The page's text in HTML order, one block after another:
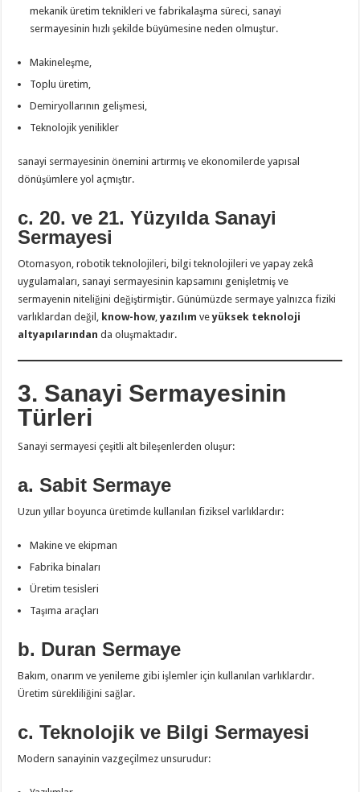
mekanik üretim teknikleri ve fabrikalaşma süreci, sanayi
sermayesinin hızlı şekilde büyümesine neden olmuştur.
Makineleşme,
Toplu üretim,
Demiryollarının gelişmesi,
Teknolojik yenilikler
sanayi sermayesinin önemini artırmış ve ekonomilerde yapısal
dönüşümlere yol açmıştır.
c. 20. ve 21. Yüzyılda Sanayi
Sermayesi
Otomasyon, robotik teknolojileri, bilgi teknolojileri ve yapay zekâ
uygulamaları, sanayi sermayesinin kapsamını genişletmiş ve
sermayenin niteliğini değiştirmiştir. Günümüzde sermaye yalnızca fiziki
varlıklardan değil,
know-how,yazılım veyüksek teknoloji
altyapılarından da oluşmaktadır.
3. Sanayi Sermayesinin
Türleri
Sanayi sermayesi çeşitli alt bileşenlerden oluşur:
a. Sabit Sermaye
Uzun yıllar boyunca üretimde kullanılan fiziksel varlıklardır:
Makine ve ekipman
Fabrika binaları
Üretim tesisleri
Taşıma araçları
b. Duran Sermaye
Bakım, onarım ve yenileme gibi işlemler için kullanılan varlıklardır.
Üretim sürekliliğini sağlar.
c. Teknolojik ve Bilgi Sermayesi
Modern sanayinin vazgeçilmez unsurudur: